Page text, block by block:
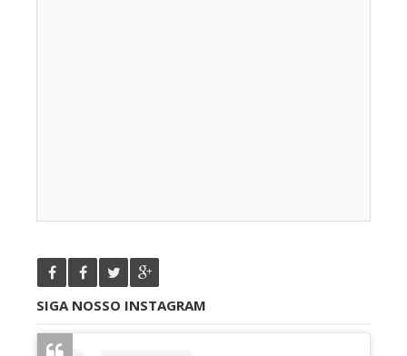
SIGA NOSSO INSTAGRAM